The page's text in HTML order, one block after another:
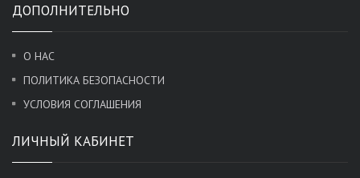
ДОПОЛНИТЕЛЬНО
О НАС
ПОЛИТИКА БЕЗОПАСНОСТИ
УСЛОВИЯ СОГЛАШЕНИЯ
ЛИЧНЫЙ КАБИНЕТ